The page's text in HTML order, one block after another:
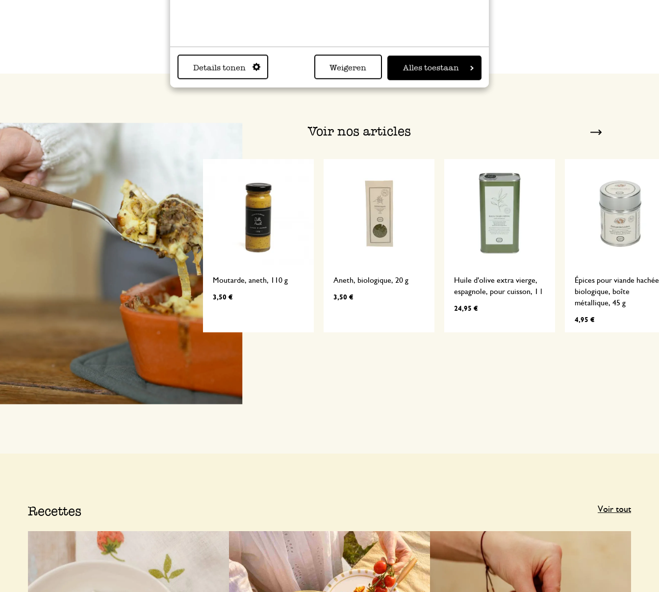
Details tonen Weigeren Alles toestaan
Voir nos articles
Moutarde, aneth, 110 g
3,50 €
Aneth, biologique, 20 g
3,50 €
Huile d'olive extra vierge,
espagnole, pour cuisson, 1 l
24,95 €
Épices pour viande
biologique, boîte
métallique, 45 g
4,95 €
Recettes Voir tout